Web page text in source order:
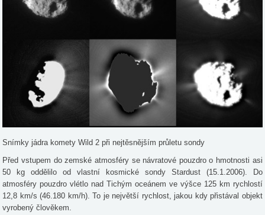
Snímky jádra komety Wild 2 při nejtěsnějším průletu sondy
Před vstupem do zemské atmosféry se návratové pouzdro o hmotnosti asi
50 kg oddělilo od vlastní kosmické sondy Stardust (15.1.2006). Do
atmosféry pouzdro vlétlo nad Tichým oceánem ve výšce 125 km rychlostí
12,8 km/s (46.180 km/h). To je největší rychlost, jakou kdy přistával objekt
vyrobený člověkem.